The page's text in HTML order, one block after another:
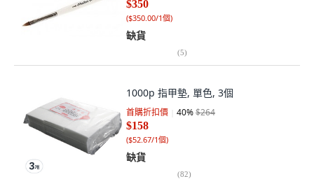
$350
($350.00/1個)
缺貨
(5)
1000p 指甲墊, 單色, 3個
首購折扣價 40%$264
$158
($52.67/1個)
缺貨
(82)